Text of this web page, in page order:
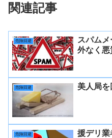
関連記事
危険回避
スパム
外なく悪
危険回避 美人局
危険回避
援デリ業